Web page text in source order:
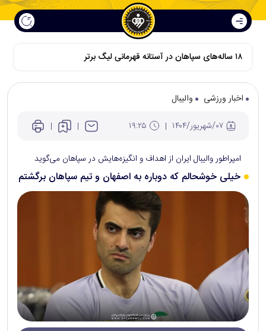
۱۸ ساله‌های سپاهان در آستانه قهرمانی لیگ برتر
اخبار ورزشی
والیبال
امپراطور والیبال ایران از اهداف و انگیزه‌هایش در سپاهان می‌گوید
خیلی خوشحالم که دوباره به اصفهان و تیم سپاهان برگشتم